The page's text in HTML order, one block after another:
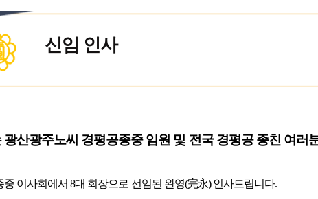
신임 인사
광산광주노씨 경평공종중 임원 및 전국 경평공 종친 여러
중 이사회에서 8대 회장으로 선임된 완영(完永) 인사드립니다.